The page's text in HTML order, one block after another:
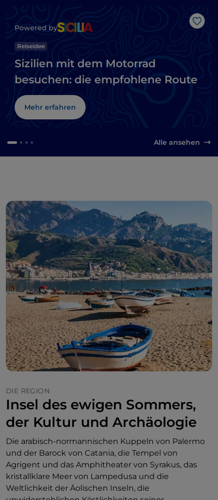
Like
Powered by
Reiseidee
Sizilien mit dem Motorrad
besuchen: die empfohlene Route
Mehr erfahren
Alle ansehen
DIE REGION
Insel des ewigen Sommers,
der Kultur und Archäologie
Die arabisch-normannischen Kuppeln von Palermo
und der Barock von Catania, die Tempel von
Agrigent und das Amphitheater von Syrakus, das
kristallklare Meer von Lampedusa und die
Weltlichkeit der Äolischen Inseln, die